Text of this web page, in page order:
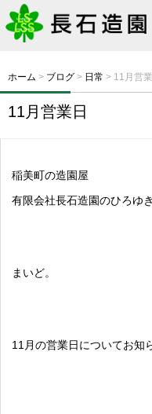
ホーム > ブログ > 日常 > 11月営
11月営業日
稲美町の造園屋
有限会社長石造園のひろゆき
まいど。
11月の営業日についてお知